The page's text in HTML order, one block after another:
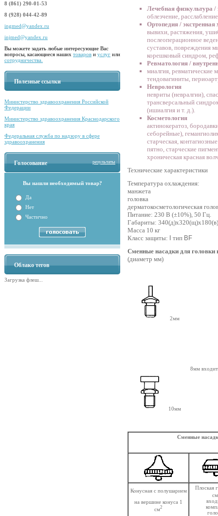
8 (861) 290-01-53
8 (928) 044-42-89
ingmed@yandex.ru
injmed@yandex.ru
Вы можете задать любые интересующие Вас
вопросы, касающиеся наших товаров и услуг или
сотрудничества.
Полезные ссылки
Министерство здравоохранения Российской
Федерации
Министерство здравоохранения Краснодарского
края
Федеральная служба по надзору в сфере
здравоохранения
Голосование результаты
Вы нашли необходимый товар?
Да
Нет
Частично
Облако тегов
Загрузка флеш...
Лечебная физкультура /
облезчение,
Ортопедия /
вывихи, растяжения,
послеоперационное
суставов, повреждения
корешковый синдром,
Ревматология /
миалгия, ревматические
тендовагиниты,
Неврология
невриты (невралгии),
трансверсальный
(ишиалгия и т. д.).
Косметология
актинокератоз,
себорейные),
старческая,
пятно, старческие
хроническая красная
Технические характеристики
Температура охлаждения:
манжета
головка -
дерматокосметологическая
Питание: 230 В (±10%), 50 Гц.
Габариты:
Масса 10 кг
Класс защиты:
тип BF
Сменные насадки для головки
(диаметр мм)
2мм
8мм входит
10мм
Сменные
Конусная с полушарием
на вершине конуса 1
см2
Плоская
см